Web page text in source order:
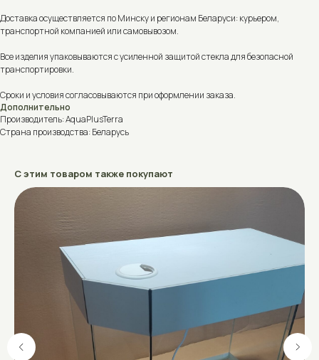
Доставка осуществляется по Минску и регионам Беларуси: курьером,
транспортной компанией или самовывозом.
Все изделия упаковываются с усиленной защитой стекла для безопасной
транспортировки.
Сроки и условия согласовываются при оформлении заказа.
Дополнительно
Производитель: AquaPlusTerra
Страна производства: Беларусь
С этим товаром также покупают
Не знаете, что выбрать?
Поможем подобрать аквариум, террариум, акватеррариум или